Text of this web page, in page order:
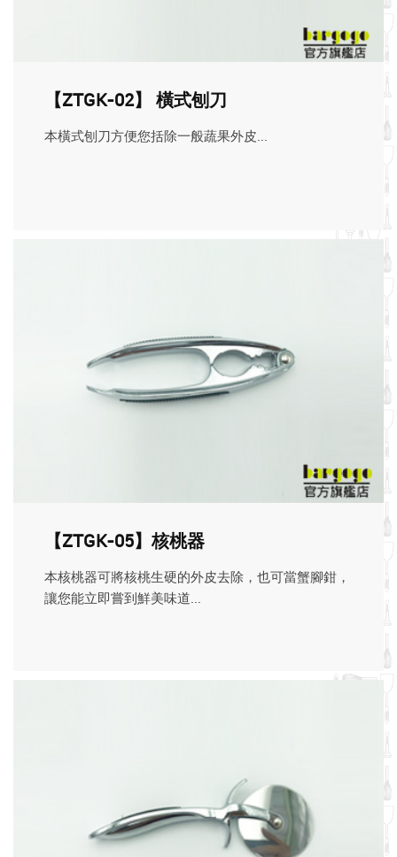
【ZTGK-02】 橫式刨刀
本橫式刨刀方便您括除一般蔬果外皮...
【ZTGK-05】核桃器
本核桃器可將核桃生硬的外皮去除，也可當蟹腳鉗，
讓您能立即嘗到鮮美味道...